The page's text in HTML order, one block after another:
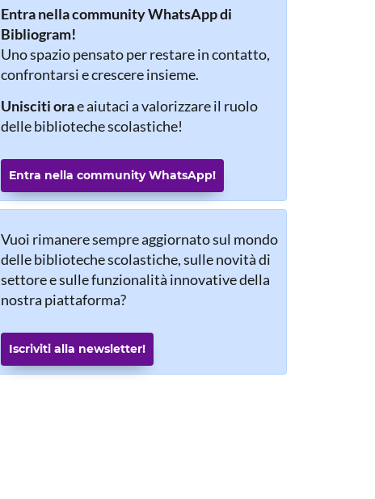
Entra nella community WhatsApp di
Bibliogram!
Uno spazio pensato per restare in contatto,
confrontarsi e crescere insieme.
Unisciti orae aiutaci a valorizzare il ruolo
delle biblioteche scolastiche!
Entra nella community WhatsApp!
Vuoi rimanere sempre aggiornato sul mondo
delle biblioteche scolastiche, sulle novità di
settore e sulle funzionalità innovative della
nostra piattaforma?
Iscriviti alla newsletter!